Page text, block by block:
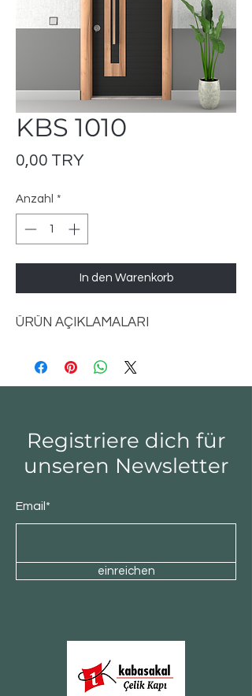
KBS 1010
0,00 TRYPreis
Anzahl *
In den Warenkorb
ÜRÜN AÇIKLAMALARI
Registriere dich für
unseren Newsletter
Email*
einreichen